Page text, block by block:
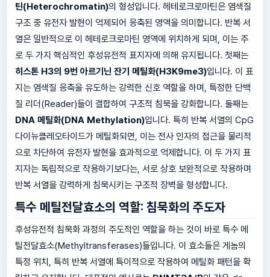
틴(Heterochromatin)의 형성입니다. 헤테로크로마틴은 염색질
구조 중 유전자 발현이 억제되어 응축된 영역을 의미합니다. 반복 서
열은 일반적으로 이 헤테로크로마틴 영역에 위치하게 되며, 이는 주
로 두 가지 핵심적인 후성유전적 표지자에 의해 유지됩니다. 첫째는
히스톤 H3의 9번 아르기닌 잔기 메틸화(H3K9me3)입니다. 이 표
지는 염색질 응축을 유도하는 강력한 신호 역할을 하며, 특정한 단백
질 리더(Reader)들이 결합하여 구조적 침묵을 강화합니다. 둘째는
DNA 메틸화(DNA Methylation)입니다. 특히 반복 서열의 CpG
다이뉴클레오타이드가 메틸화되면, 이는 전사 인자의 접근을 물리적
으로 차단하여 유전자 발현을 효과적으로 억제합니다. 이 두 가지 표
지자는 독립적으로 작용하기보다는, 서로 상호 보완적으로 작용하며
반복 서열을 강력하게 침묵시키는 구조적 장벽을 형성합니다.
특수 메틸전달효소의 역할: 침묵화의 주도자
후성유전적 침묵화 과정의 주도적인 역할을 하는 것이 바로 특수 메
틸전달효소(Methyltransferases)들입니다. 이 효소들은 게놈의
특정 위치, 특히 반복 서열에 특이적으로 작용하여 메틸화 패턴을 확